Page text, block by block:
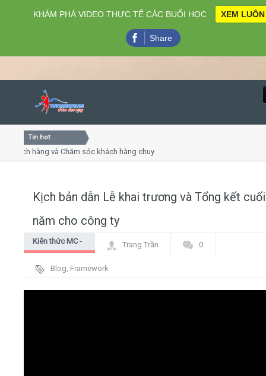
Close
Home
Video
Tin hot
và Chăm sóc khách hàng chuyên nghiệp
Kịch bản dẫn Lễ khai trương và Tổng kết cuối
năm cho công ty
Kiên thức MC -
trình
Trang Trần 0
Blog, Framework
KHÁM PHÁ VIDEO THỰC TẾ CÁC BUỔI HỌC XEM LUÔN
Share